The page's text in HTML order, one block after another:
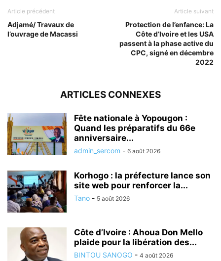
Article précédent
Adjamé/ Travaux de
l’ouvrage de Macassi
Article suivant
Protection de l’enfance: La
Côte d’Ivoire et les USA
passent à la phase active du
CPC, signé en décembre
2022
ARTICLES CONNEXES
Fête nationale à Yopougon :
Quand les préparatifs du 66e
anniversaire...
admin_sercom - 6 août 2026
Korhogo : la préfecture lance son
site web pour renforcer la...
Tano - 5 août 2026
Côte d’Ivoire : Ahoua Don Mello
plaide pour la libération des...
BINTOU SANOGO - 4 août 2026